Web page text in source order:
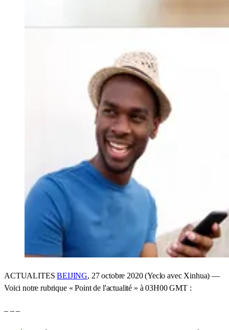
ACTUALITESBEIJING, 27 octobre 2020 (Yeclo avec Xinhua) —
Voici notre rubrique « Point de l'actualité » à 03H00 GMT :
– – –